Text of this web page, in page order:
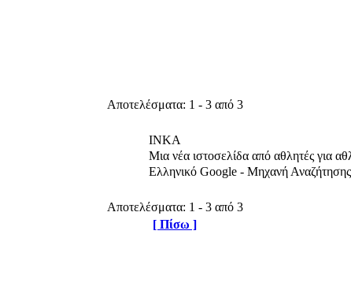
Αποτελέσματα: 1 - 3 από 3
INKA
Μια νέα ιστοσελίδα από αθλητές για
Ελληνικό Google - Μηχανή Αναζήτησης
Αποτελέσματα: 1 - 3 από 3
[ Πίσω ]